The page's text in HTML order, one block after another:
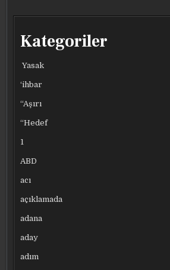
Kategoriler
Yasak
‘ihbar
“Aşırı
“Hedef
1
ABD
acı
açıklamada
adana
aday
adım